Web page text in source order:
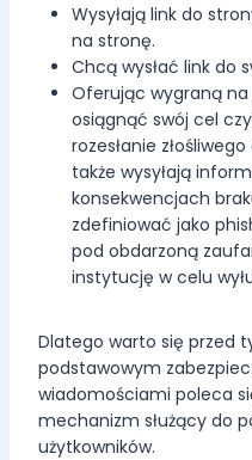
Wysyłają link do
na stronę.
Chcą wysłać link do
Oferując wygraną
osiągnąć swój cel
rozesłanie
także wysyłają
konsekwencjach
zdefiniować jako
pod obdarzoną
instytucję w celu
Dlatego warto się przed
podstawowym
wiadomościami poleca
mechanizm służący do
użytkowników.